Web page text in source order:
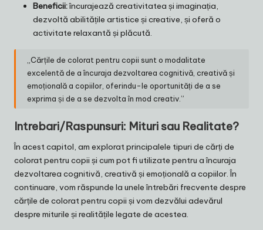
Beneficii:încurajează creativitatea și imaginația,
dezvoltă abilitățile artistice și creative, și oferă o
activitate relaxantă și plăcută.
„Cărțile de colorat pentru copii sunt o modalitate
excelentă de a încuraja dezvoltarea cognitivă, creativă și
emoțională a copiilor, oferindu-le oportunități de a se
exprima și de a se dezvolta în mod creativ.”
Intrebari/Raspunsuri: Mituri sau Realitate?
În acest capitol, am explorat principalele tipuri de cărți de
colorat pentru copii și cum pot fi utilizate pentru a încuraja
dezvoltarea cognitivă, creativă și emoțională a copiilor. În
continuare, vom răspunde la unele întrebări frecvente despre
cărțile de colorat pentru copii și vom dezvălui adevărul
despre miturile și realitățile legate de acestea.